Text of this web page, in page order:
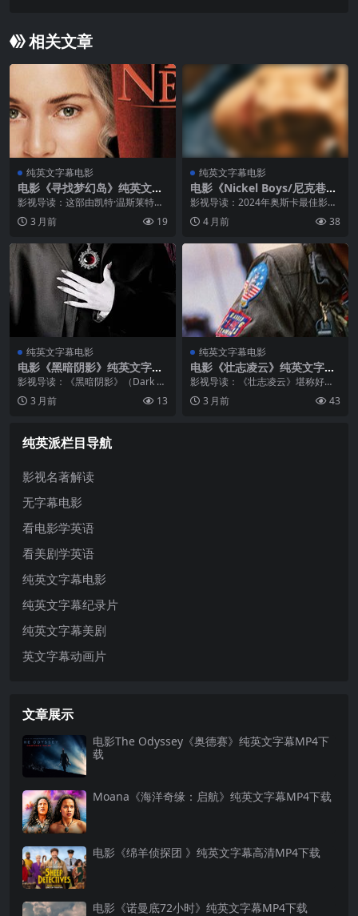
相关文章
纯英文字幕电影
电影《寻找梦幻岛》纯英文字
幕MP4下载
影视导读：这部由凯特·温斯莱特参
演的《Finding Neverland》自上映
以来便以其深刻的主题和精湛的表
特以其独特的气质和深...
3 月前 19
纯英文字幕电影
电影《Nickel Boys/尼克巷男
孩》纯英文字幕高清MP4下载
影视导读：2024年奥斯卡最佳影片
大奖得主《尼克巷男孩》，由《月
光男孩》导演巴里·杰金斯执导，改
同名获奖小说。影片以上世纪196...
4 月前 38
纯英文字幕电影
电影《黑暗阴影》纯英文字幕
高清MP4下载
影视导读：《黑暗阴影》（Dark Sh
adows，2012）是一部融合多重元
素的口碑佳作，由好莱坞知名影星
3 月前 13
纯英文字幕电影
电影《壮志凌云》纯英文字幕
MP4下载
影视导读：《壮志凌云》堪称好莱
坞航空题材电影的里程碑之作，汤
姆·克鲁斯凭借此片一跃成为全球最
3 月前 43
纯英派栏目导航
影视名著解读
无字幕电影
看电影学英语
看美剧学英语
纯英文字幕电影
纯英文字幕纪录片
纯英文字幕美剧
英文字幕动画片
文章展示
电影The Odyssey《奥德赛》纯英文字幕MP4下
载
Moana《海洋奇缘：启航》纯英文字幕MP4下载
电影《绵羊侦探团 》纯英文字幕高清MP4下载
电影《诺曼底72小时》纯英文字幕MP4下载